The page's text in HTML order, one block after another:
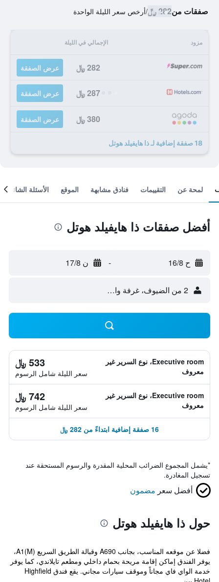
صفقات من282 ﷼ /أرخص سعر الليلة الواحدة
مزود الإجمالي في الليلة
282 ﷼ عرض الصفقة
287 ﷼ عرض الصفقة
380 ﷼ عرض الصفقة
18 صفقة إضافية لـ ذا هايفيلد هوتل
لمحة عن التقييمات فنادق مشابهة الموقع الأسئلة الشائعة
أفضل صفقات ذا هايفيلد هوتل
ح 16/8 - ن 17/8
2 من الضيوف، غرفة واحدة
Executive room، نوع السرير غير
معروف
533 ﷼
سعر الليلة شامل الرسوم
Executive room، نوع السرير غير
معروف
742 ﷼
سعر الليلة شامل الرسوم
16 صفقة إضافية ابتداءً من 282 ﷼
*يشمل المجموع الضرائب المحلية المقدرة والرسوم المستحقة عند
تسجيل المغادرة.
أفضل سعر مضمون
حول ذا هايفيلد هوتل
فضلا عن موقعه المناسب، بجانب A690 وقبالة الطريق السريع A1(M)،
يوفر الفندق إماكن إقامة مريحة بحمام داخلي ومطعم تايلاندي، كما يوفر
خدمة الواي فاي مجاناً وموقف سيارات مجاني. يقع فندق Highfield